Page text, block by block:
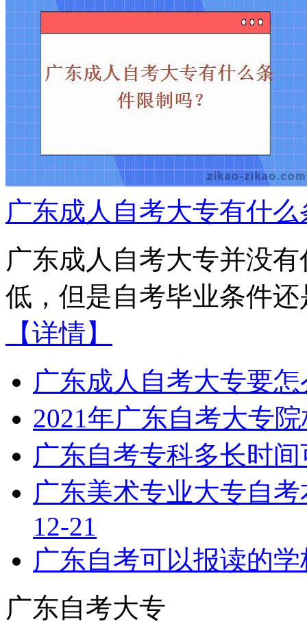
广东成人自考大专有什
广东成人自考大专并没
低，但是自考毕业条件
【详情】
广东成人自考大专要
2021年广东自考大专
广东自考专科多长时
广东美术专业大专自
12-21
广东自考可以报读的
广东自考大专